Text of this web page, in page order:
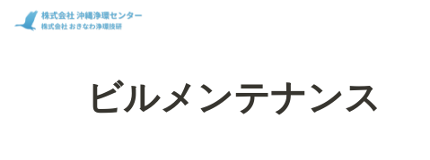
ビルメンテナンス